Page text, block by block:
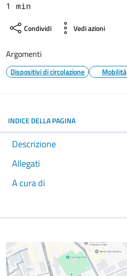
1 min
Condividi Vedi azioni
Argomenti
Dispositivi di circolazione Mobilità
INDICE DELLA PAGINA
Descrizione
Allegati
A cura di